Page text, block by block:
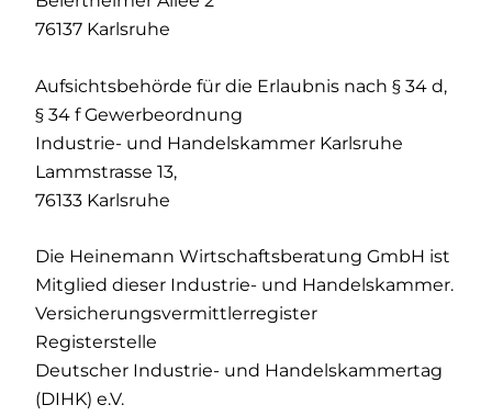
76137 Karlsruhe
Aufsichtsbehörde für die Erlaubnis nach § 34 d,
§ 34 f Gewerbeordnung
Industrie- und Handelskammer Karlsruhe
Lammstrasse 13,
76133 Karlsruhe
Die Heinemann Wirtschaftsberatung GmbH ist
Mitglied dieser Industrie- und Handelskammer.
Versicherungsvermittlerregister
Registerstelle
Deutscher Industrie- und Handelskammertag
(DIHK) e.V.